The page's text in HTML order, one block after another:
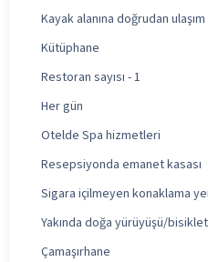
Kayak alanına doğrudan ulaşım
Kütüphane
Restoran sayısı - 1
Her gün
Otelde Spa hizmetleri
Resepsiyonda emanet kasası
Sigara içilmeyen konaklama
Yakında doğa yürüyüşü/
Çamaşırhane